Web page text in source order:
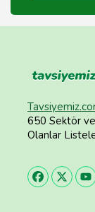
650 Sektör ve
Olanlar